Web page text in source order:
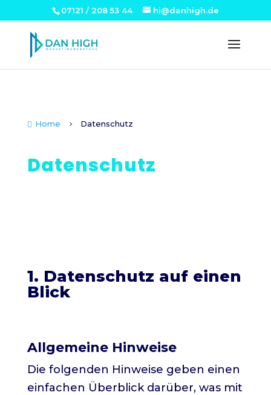
07121 / 208 53 44 hi@danhigh.de
 Home 5 Datenschutz
Datenschutz
1. Datenschutz auf einen
Blick
Allgemeine Hinweise
Die folgenden Hinweise geben einen
einfachen Überblick darüber, was mit